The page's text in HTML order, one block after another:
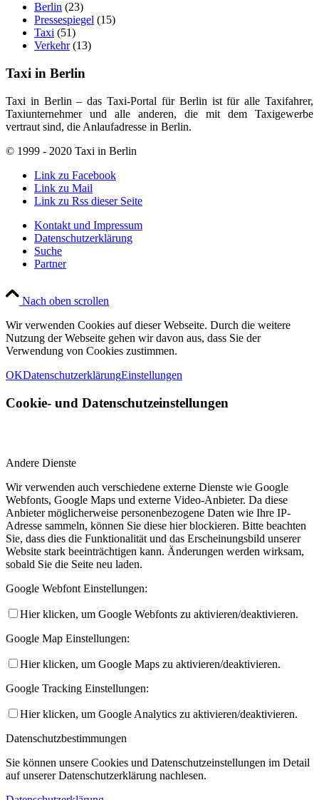
Berlin (23)
Pressespiegel (15)
Taxi (51)
Verkehr(13)
Taxi in Berlin
Taxi in Berlin – das Taxi-Portal für Berlin ist für alle Taxifahrer,
Taxiunternehmer und alle anderen, die mit dem Taxigewerbe
vertraut sind, die Anlaufadresse in Berlin.
© 1999 - 2020 Taxi in Berlin
Link zu Facebook
Link zu Mail
Link zu Rss dieser Seite
Kontakt und Impressum
Datenschutzerklärung
Suche
Partner
Nach oben scrollen
Wir verwenden Cookies auf dieser Webseite. Durch die weitere
Nutzung der Webseite gehen wir davon aus, dass Sie der
Verwendung von Cookies zustimmen.
OKDatenschutzerklärungEinstellungen
Cookie- und Datenschutzeinstellungen
Andere Dienste
Wir verwenden auch verschiedene externe Dienste wie Google
Webfonts, Google Maps und externe Video-Anbieter. Da diese
Anbieter möglicherweise personenbezogene Daten wie Ihre IP-
Adresse sammeln, können Sie diese hier blockieren. Bitte beachten
Sie, dass dies die Funktionalität und das Erscheinungsbild unserer
Website stark beeinträchtigen kann. Änderungen werden wirksam,
sobald Sie die Seite neu laden.
Google Webfont Einstellungen:
Hier klicken, um Google Webfonts zu aktivieren/deaktivieren.
Google Map Einstellungen:
Hier klicken, um Google Maps zu aktivieren/deaktivieren.
Google Tracking Einstellungen:
Hier klicken, um Google Analytics zu aktivieren/deaktivieren.
Datenschutzbestimmungen
Sie können unsere Cookies und Datenschutzeinstellungen im Detail
auf unserer Datenschutzerklärung nachlesen.